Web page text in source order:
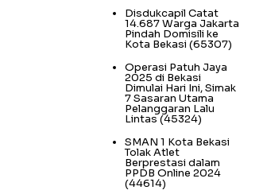
Disdukcapil Catat
14.687 Warga Jakarta
Pindah Domisili ke
Kota Bekasi (65307)
Operasi Patuh Jaya
2025 di Bekasi
Dimulai Hari Ini, Simak
7 Sasaran Utama
Pelanggaran Lalu
Lintas(45324)
SMAN 1 Kota Bekasi
Tolak Atlet
Berprestasi dalam
PPDB Online 2024
(44614)